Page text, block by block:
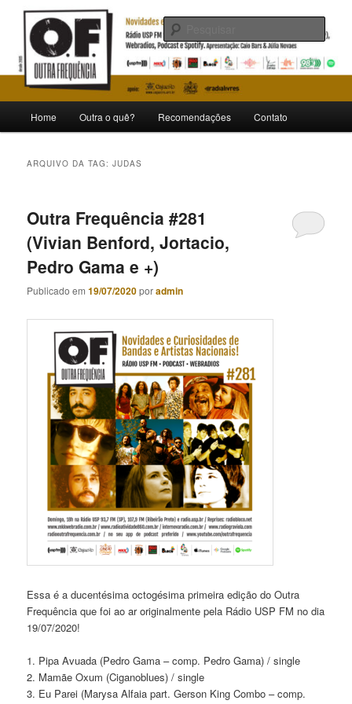
Pular
conteúdo
principal
Pular
conteúdo
secundárioOutra Frequência
Novidades e curiosidades de bandas e artistas nacionais
principal
Home Outra o quê? Recomendações Contato
ARQUIVO DA TAG:JUDAS
Outra Frequência #281
(Vivian Benford, Jortacio,
Pedro Gama e +)
Publicado em19/07/2020poradmin
Essa é a ducentésima octogésima primeira edição do Outra
Frequência que foi ao ar originalmente pela Rádio USP FM no dia
19/07/2020!
1. Pipa Avuada (Pedro Gama – comp. Pedro Gama) / single
2. Mamãe Oxum (Ciganoblues) / single
3. Eu Parei (Marysa Alfaia part. Gerson King Combo – comp.